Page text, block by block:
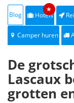
Blog Hotels
★
Camper huren
De
Lascaux
grotten